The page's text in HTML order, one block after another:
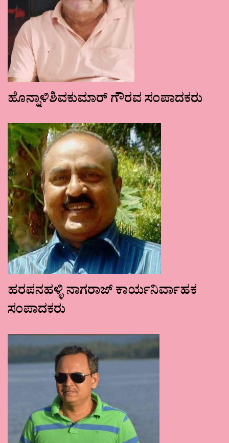
ಹೊನ್ನಾಳಿಶಿವಕುಮಾರ್ ಗೌರವ ಸಂಪಾದಕರು
ಹರಪನಹಳ್ಳಿ ನಾಗರಾಜ್ ಕಾರ್ಯನಿರ್ವಾಹಕ
ಸಂಪಾದಕರು